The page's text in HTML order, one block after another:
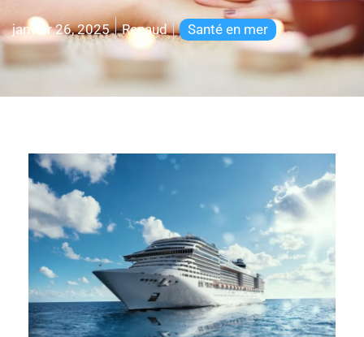
janvier 26, 2025 Renaud Santé en mer